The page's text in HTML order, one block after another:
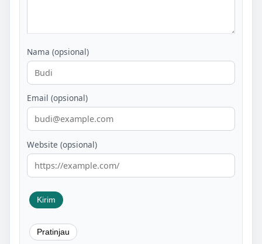
Nama (opsional)
Email (opsional)
Website (opsional)